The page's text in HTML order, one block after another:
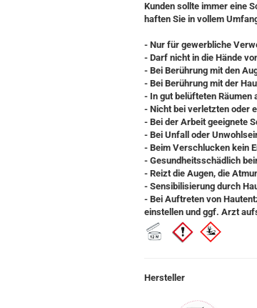
Kunden sollte immer eine
haften Sie in vollem
- Nur für gewerbliche
- Darf nicht in die Hände
- Bei Berührung mit den
- Bei Berührung mit der
- In gut belüfteten Räumen
- Nicht bei verletzten oder
- Bei der Arbeit geeignete
- Bei Unfall oder
- Beim Verschlucken kein
- Gesundheitsschädlich
- Reizt die Augen, die
- Sensibilisierung durch
- Bei Auftreten von
einstellen und ggf. Arzt
Hersteller